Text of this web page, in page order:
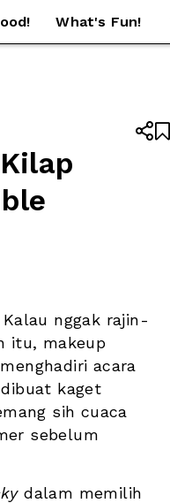
What's Fun!


nggak rajin-
itu, makeup
acara
kaget
sih cuaca
sebelum
dalam memilih